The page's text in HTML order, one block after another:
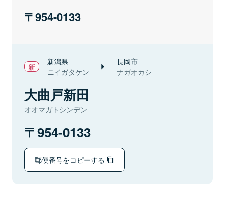
954-0133
新潟県
ニイガタケン
長岡市
ナガオカシ
大曲戸新田
オオマガトシンデン
954-0133
郵便番号をコピーする